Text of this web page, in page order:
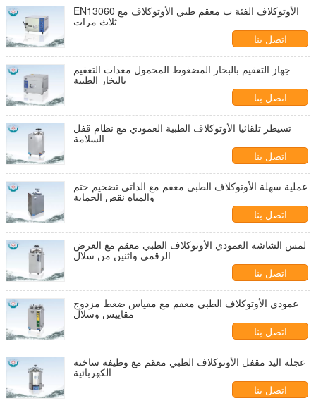
EN13060 الأوتوكلاف الفئة ب معقم طبي الأوتوكلاف مع
ثلاث مرات
اتصل بنا
جهاز التعقيم بالبخار المضغوط المحمول معدات التعقيم
بالبخار الطبية
اتصل بنا
تسيطر تلقائيا الأوتوكلاف الطبية العمودي مع نظام قفل
السلامة
اتصل بنا
عملية سهلة الأوتوكلاف الطبي معقم مع الذاتي تضخيم ختم
والمياه نقص الحماية
اتصل بنا
لمس الشاشة العمودي الأوتوكلاف الطبي معقم مع العرض
الرقمي واثنين من سلال
اتصل بنا
عمودي الأوتوكلاف الطبي معقم مع مقياس ضغط مزدوج
مقاييس وسلال
اتصل بنا
عجلة اليد مقفل الأوتوكلاف الطبي معقم مع وظيفة ساخنة
الكهربائية
اتصل بنا